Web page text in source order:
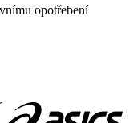
opotřebení